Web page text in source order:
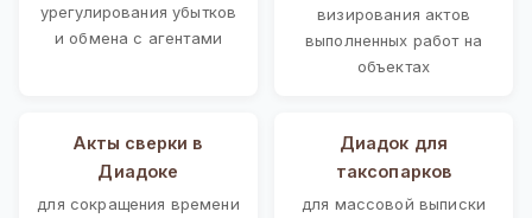
урегулирования убытков
и обмена с агентами
визирования актов
выполненных работ на
объектах
Акты сверки в
Диадоке
для сокращения времени
Диадок для
таксопарков
для массовой выписки